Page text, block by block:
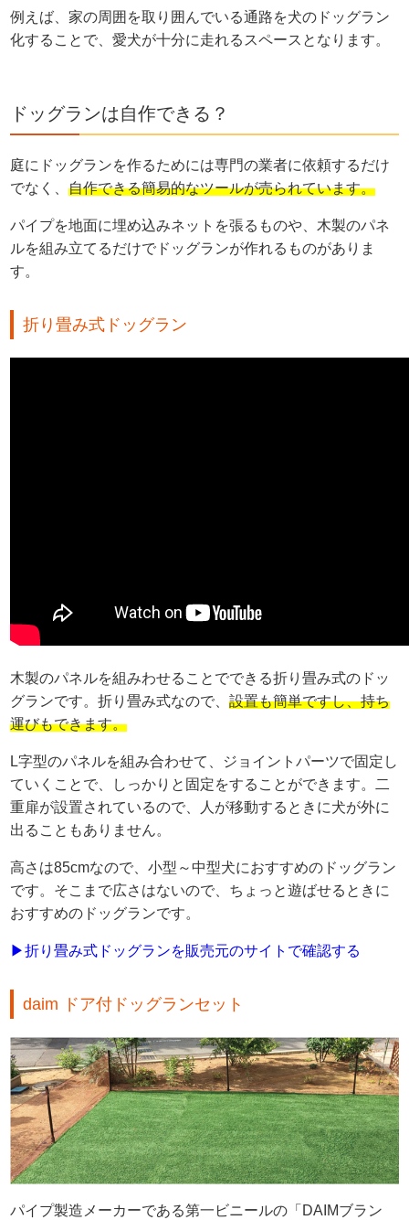
例えば、家の周囲を取り囲んでいる通路を犬のドッグラン
化することで、愛犬が十分に走れるスペースとなります。
ドッグランは自作できる？
庭にドッグランを作るためには専門の業者に依頼するだけ
でなく、自作できる簡易的なツールが売られています。
パイプを地面に埋め込みネットを張るものや、木製のパネ
ルを組み立てるだけでドッグランが作れるものがありま
す。
折り畳み式ドッグラン
木製のパネルを組みわせることでできる折り畳み式のドッ
グランです。折り畳み式なので、設置も簡単ですし、持ち
運びもできます。
L字型のパネルを組み合わせて、ジョイントパーツで固定し
ていくことで、しっかりと固定をすることができます。二
重扉が設置されているので、人が移動するときに犬が外に
出ることもありません。
高さは85cmなので、小型～中型犬におすすめのドッグラン
です。そこまで広さはないので、ちょっと遊ばせるときに
おすすめのドッグランです。
▶折り畳み式ドッグランを販売元のサイトで確認する
daim ドア付ドッグランセット
パイプ製造メーカーである第一ビニールの「DAIMブラン